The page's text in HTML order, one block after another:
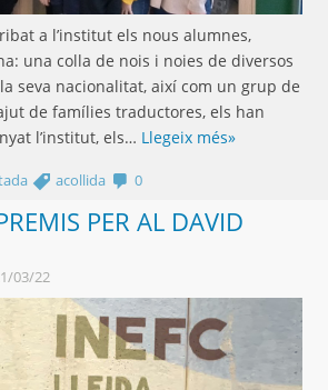
a l’institut els nous alumnes,
una colla de nois i noies de diversos
seva nacionalitat, així com un grup de
de famílies traductores, els han
l’institut, els… Llegeix més»
acollida 0
PER AL DAVID
03/22